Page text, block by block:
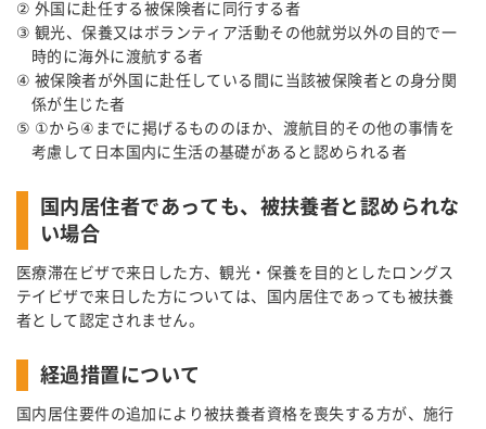
② 外国に赴任する被保険者に同行する者
③ 観光、保養又はボランティア活動その他就労以外の目的で一
時的に海外に渡航する者
④ 被保険者が外国に赴任している間に当該被保険者との身分関
係が生じた者
⑤ ①から④までに掲げるもののほか、渡航目的その他の事情を
考慮して日本国内に生活の基礎があると認められる者
国内居住者であっても、被扶養者と認められな
い場合
医療滞在ビザで来日した方、観光・保養を目的としたロングス
テイビザで来日した方については、国内居住であっても被扶養
者として認定されません。
経過措置について
国内居住要件の追加により被扶養者資格を喪失する方が、施行